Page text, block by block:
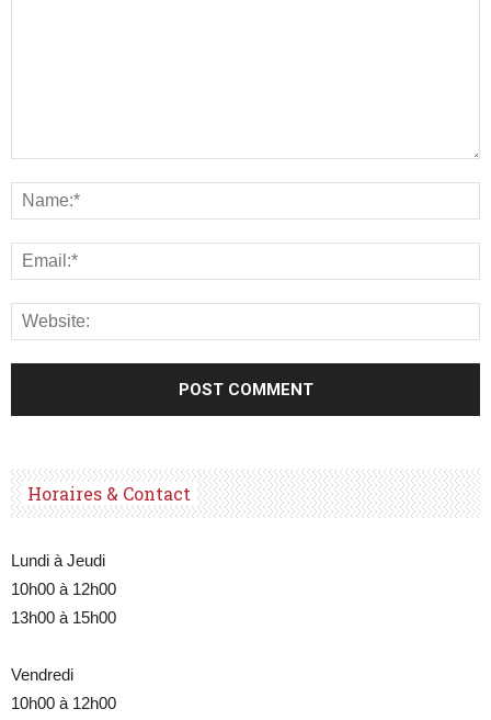
Horaires & Contact
Lundi à Jeudi
10h00 à 12h00
13h00 à 15h00
Vendredi
10h00 à 12h00